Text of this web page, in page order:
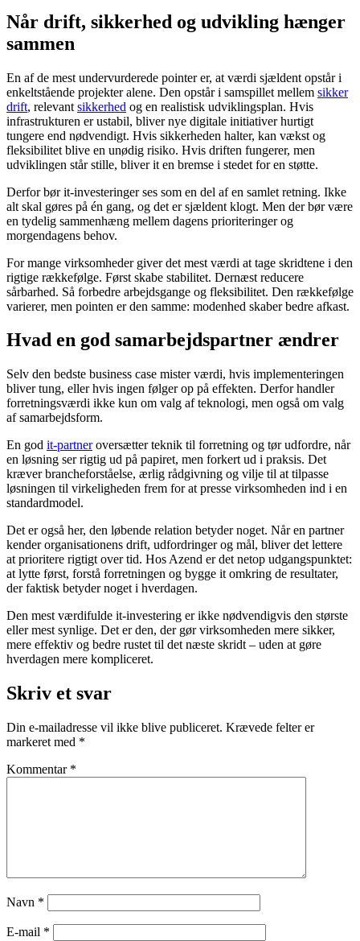
Når drift, sikkerhed og udvikling hænger
sammen
En af de mest undervurderede pointer er, at værdi sjældent opstår i
enkeltstående projekter alene. Den opstår i samspillet mellem sikker
drift, relevant sikkerhed og en realistisk udviklingsplan. Hvis
infrastrukturen er ustabil, bliver nye digitale initiativer hurtigt
tungere end nødvendigt. Hvis sikkerheden halter, kan vækst og
fleksibilitet blive en unødig risiko. Hvis driften fungerer, men
udviklingen står stille, bliver it en bremse i stedet for en støtte.
Derfor bør it-investeringer ses som en del af en samlet retning. Ikke
alt skal gøres på én gang, og det er sjældent klogt. Men der bør være
en tydelig sammenhæng mellem dagens prioriteringer og
morgendagens behov.
For mange virksomheder giver det mest værdi at tage skridtene i den
rigtige rækkefølge. Først skabe stabilitet. Dernæst reducere
sårbarhed. Så forbedre arbejdsgange og fleksibilitet. Den rækkefølge
varierer, men pointen er den samme: modenhed skaber bedre afkast.
Hvad en god samarbejdspartner ændrer
Selv den bedste business case mister værdi, hvis implementeringen
bliver tung, eller hvis ingen følger op på effekten. Derfor handler
forretningsværdi ikke kun om valg af teknologi, men også om valg
af samarbejdsform.
En god it-partneroversætter teknik til forretning og tør udfordre, når
en løsning ser rigtig ud på papiret, men forkert ud i praksis. Det
kræver brancheforståelse, ærlig rådgivning og vilje til at tilpasse
løsningen til virkeligheden frem for at presse virksomheden ind i en
standardmodel.
Det er også her, den løbende relation betyder noget. Når en partner
kender organisationens drift, udfordringer og mål, bliver det lettere
at prioritere rigtigt over tid. Hos Azend er det netop udgangspunktet:
at lytte først, forstå forretningen og bygge it omkring de resultater,
der faktisk betyder noget i hverdagen.
Den mest værdifulde it-investering er ikke nødvendigvis den største
eller mest synlige. Det er den, der gør virksomheden mere sikker,
mere effektiv og bedre rustet til det næste skridt – uden at gøre
hverdagen mere kompliceret.
Skriv et svar
Din e-mailadresse vil ikke blive publiceret. Krævede felter er
markeret med *
Kommentar *
Navn *
E-mail *